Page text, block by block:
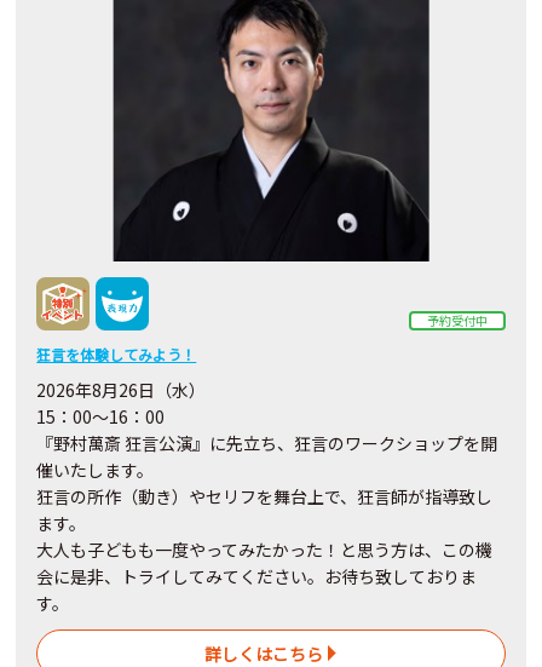
予約受付中
狂言を体験してみよう！
2026年8月26日（水）
15：00～16：00
『野村萬斎 狂言公演』に先立ち、狂言のワークショップを開
催いたします。
狂言の所作（動き）やセリフを舞台上で、狂言師が指導致し
ます。
大人も子どもも一度やってみたかった！と思う方は、この機
会に是非、トライしてみてください。お待ち致しておりま
す。
詳しくはこちら